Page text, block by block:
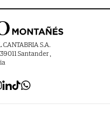
S.A.
Santander ,